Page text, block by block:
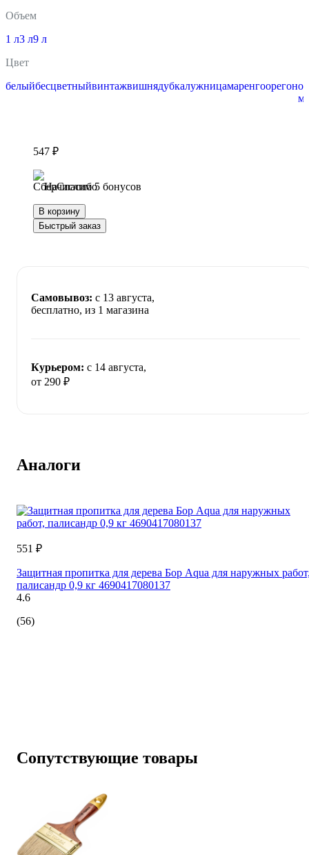
Объем
1 л3 л9 л
Цвет
белыйбесцветныйвинтажвишнядубкалужницамаренгоорегон
547 ₽
Начислим 5 бонусов
В корзину
Быстрый заказ
Самовывоз: c 13 августа,
бесплатно, из 1 магазина
Курьером: c 14 августа,
от 290 ₽
Аналоги
551 ₽
Защитная пропитка для дерева Бор Aqua для наружных
палисандр 0,9 кг 4690417080137
4.6
(56)
Сопутствующие товары